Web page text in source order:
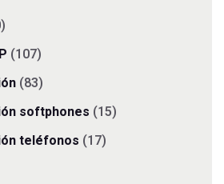
(107)
(83)
softphones (15)
teléfonos (17)